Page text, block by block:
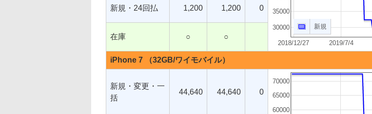
2018/12/27 2019/7/4
30000
35000
新規
新規・24回払 1,200 1,200 0
在庫 ○ ○
iPhone 7 （32GB/ワイモバイル）
新規・変更・一
括
44,640 44,640 0
60000
65000
70000